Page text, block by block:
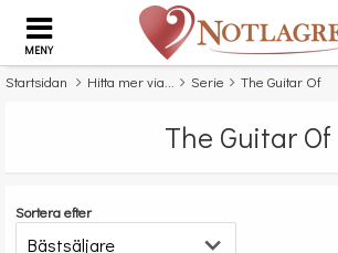
MENY
Startsidan Hitta mer via... Serie The Guitar Of
The Guitar Of
Sortera efter